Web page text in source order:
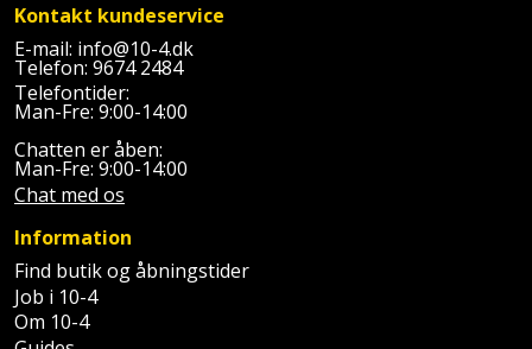
Terrassebrædder
Terrasseopklodsning
Tråd
til
byggeri
Træ
Vinduer
Reb
og
snor
Renseservietter
og
wipes
Sækkelukker
Saks
Kantlimertilbehør
Kap-
og
geringssav
Kerneboremaskine
Klammepistol
Klippeværktøj
og
fritid
Jul
Kaffe
Klæbesøm
Køkkenudstyr
Kontakt kundeservice
E-mail: info@10-4.dk
Telefon: 9674 2484
Telefontider:
Man-Fre: 9:00-14:00
Chatten er åben:
Man-Fre: 9:00-14:00
Chat med os
Information
Find butik og åbningstider
Job i 10-4
Om 10-4